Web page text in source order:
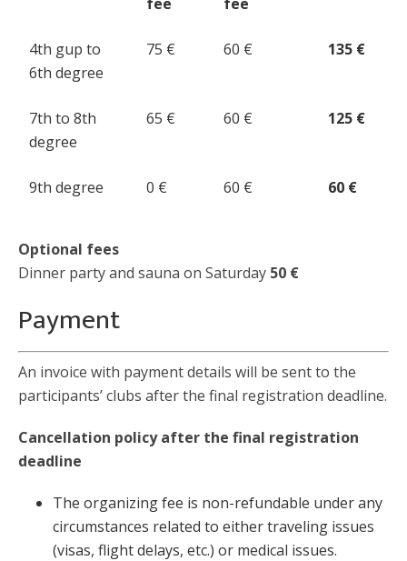
4th gup to
6th degree
75 € 60 € 135 €
7th to 8th
degree
65 € 60 € 125 €
9th degree 0 € 60 € 60 €
Optional fees
Dinner party and sauna on Saturday 50 €
Payment
An invoice with payment details will be sent to the
participants’ clubs after the final registration deadline.
Cancellation policy after the final registration
deadline
The organizing fee is non-refundable under any
circumstances related to either traveling issues
(visas, flight delays, etc.) or medical issues.